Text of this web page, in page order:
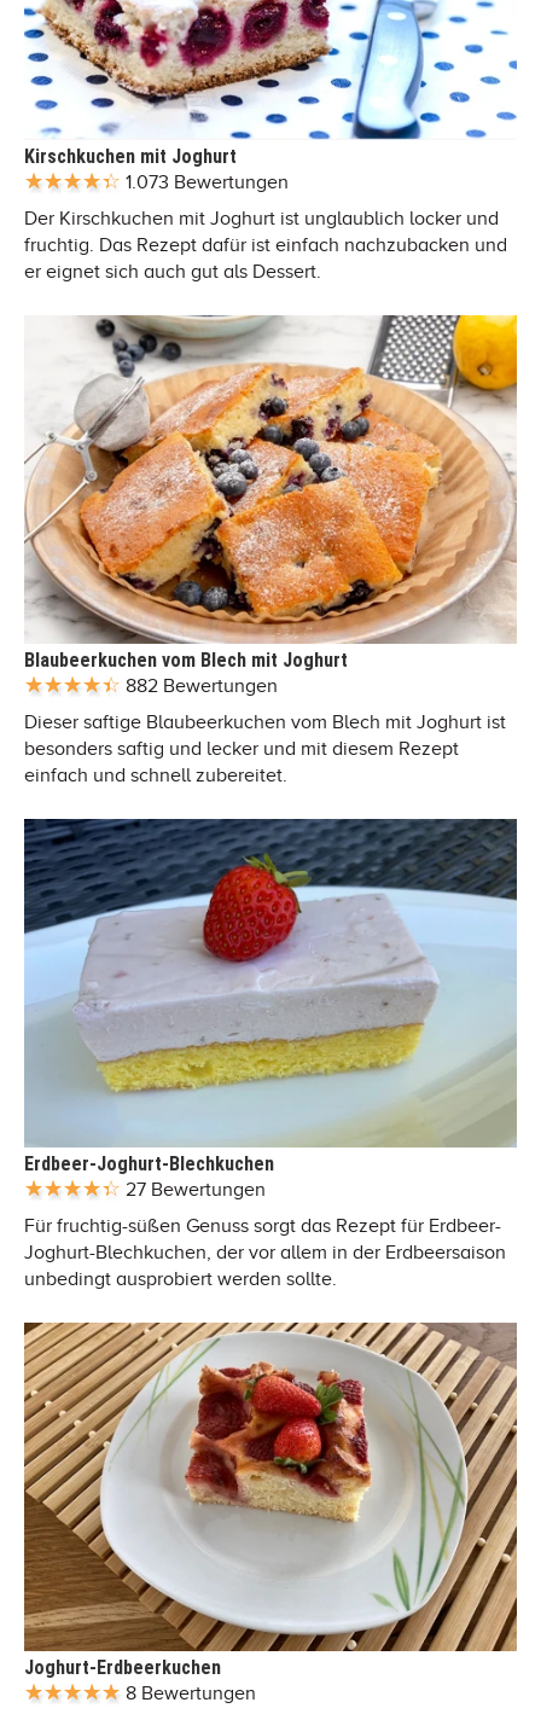
Kirschkuchen mit Joghurt
1.073 Bewertungen
Der Kirschkuchen mit Joghurt ist unglaublich locker und
fruchtig. Das Rezept dafür ist einfach nachzubacken und
er eignet sich auch gut als Dessert.
Blaubeerkuchen vom Blech mit Joghurt
882 Bewertungen
Dieser saftige Blaubeerkuchen vom Blech mit Joghurt ist
besonders saftig und lecker und mit diesem Rezept
einfach und schnell zubereitet.
Erdbeer-Joghurt-Blechkuchen
27 Bewertungen
Für fruchtig-süßen Genuss sorgt das Rezept für Erdbeer-
Joghurt-Blechkuchen, der vor allem in der Erdbeersaison
unbedingt ausprobiert werden sollte.
Joghurt-Erdbeerkuchen
8 Bewertungen